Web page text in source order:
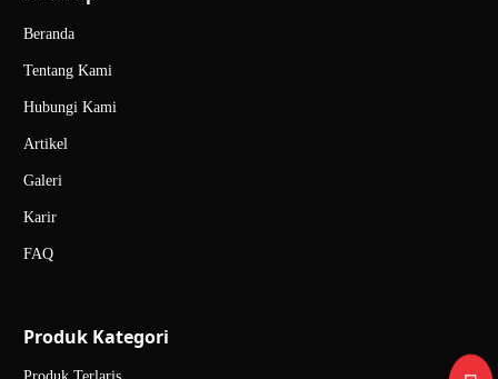
Beranda
Tentang Kami
Hubungi Kami
Artikel
Galeri
Karir
FAQ
Produk Kategori